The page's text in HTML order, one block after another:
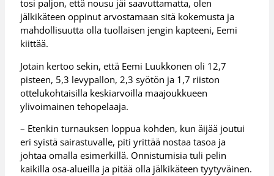
tosi paljon, että nousu jäi saavuttamatta, olen
jälkikäteen oppinut arvostamaan sitä kokemusta ja
mahdollisuutta olla tuollaisen jengin kapteeni, Eemi
kiittää.
Jotain kertoo sekin, että Eemi Luukkonen oli 12,7
pisteen, 5,3 levypallon, 2,3 syötön ja 1,7 riiston
ottelukohtaisilla keskiarvoilla maajoukkueen
ylivoimainen tehopelaaja.
– Etenkin turnauksen loppua kohden, kun äijää joutui
eri syistä sairastuvalle, piti yrittää nostaa tasoa ja
johtaa omalla esimerkillä. Onnistumisia tuli pelin
kaikilla osa-alueilla ja pitää olla jälkikäteen tyytyväinen.